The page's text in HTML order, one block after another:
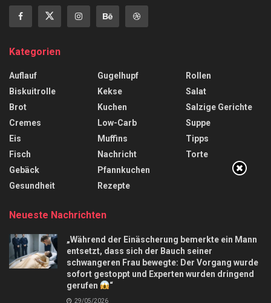
Kategorien
Auflauf
Biskuitrolle
Brot
Cremes
Eis
Fisch
Gebäck
Gesundheit
Gugelhupf
Kekse
Kuchen
Low-Carb
Muffins
Nachricht
Pfannkuchen
Rezepte
Rollen
Salat
Salzige Gerichte
Suppe
Tipps
Torte
Neueste Nachrichten
„Während der Einäscherung bemerkte ein Mann
entsetzt, dass sich der Bauch seiner
schwangeren Frau bewegte: Der Vorgang wurde
sofort gestoppt und Experten wurden dringend
gerufen
“
29/05/2026